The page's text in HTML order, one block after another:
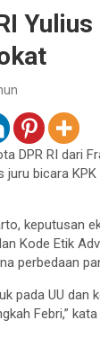
DPR RI dari
bicara
keputusan
Kode Etik
perbedaan
pada UU
Febri,”